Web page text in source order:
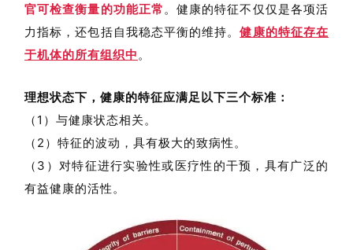
官可检查衡量的功能正常 。健康的特征不仅仅是各项活
力指标，还包括自我稳态平衡的维持。健康的特征存在
于机体的所有组织中 。
理想状态下，健康的特征应满足以下三个标准：
（1）与健康状态相关。
（2）特征的波动，具有极大的致病性。
（3）对特征进行实验性或医疗性的干预，具有广泛的
有益健康的活性。